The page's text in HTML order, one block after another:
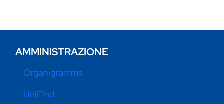
AMMINISTRAZIONE
Organigramma
UniFind